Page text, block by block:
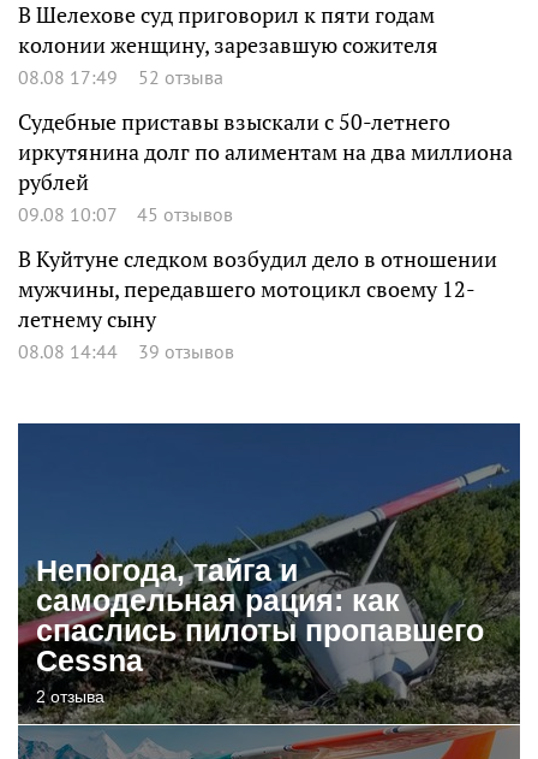
В Шелехове суд приговорил к пяти годам
колонии женщину, зарезавшую сожителя
08.08 17:49 52 отзыва
Судебные приставы взыскали с 50-летнего
иркутянина долг по алиментам на два миллиона
рублей
09.08 10:07 45 отзывов
В Куйтуне следком возбудил дело в отношении
мужчины, передавшего мотоцикл своему 12-
летнему сыну
08.08 14:44 39 отзывов
Непогода, тайга и
самодельная рация: как
спаслись пилоты пропавшего
Cessna
2 отзыва